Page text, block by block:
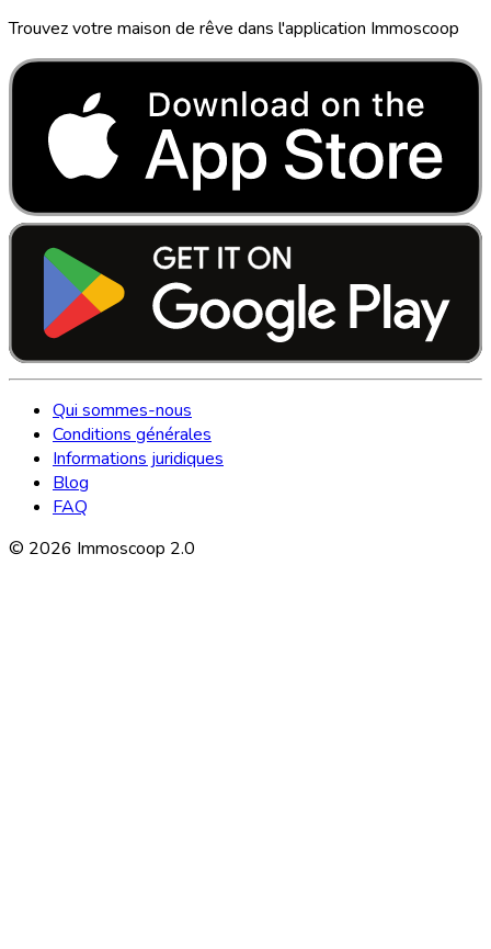
Trouvez votre maison de rêve dans l'application Immoscoop
Qui sommes-nous
Conditions générales
Informations juridiques
Blog
FAQ
© 2026 Immoscoop 2.0